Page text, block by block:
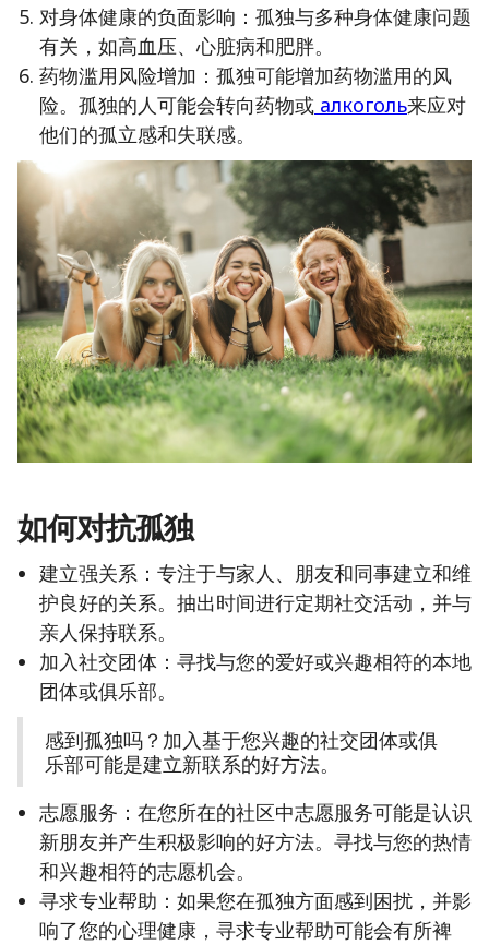
对身体健康的负面影响：孤独与多种身体健康问题
有关，如高血压、心脏病和肥胖。
药物滥用风险增加：孤独可能增加药物滥用的风
险。孤独的人可能会转向药物或 алкоголь来应对
他们的孤立感和失联感。
如何对抗孤独
建立强关系：专注于与家人、朋友和同事建立和维
护良好的关系。抽出时间进行定期社交活动，并与
亲人保持联系。
加入社交团体：寻找与您的爱好或兴趣相符的本地
团体或俱乐部。
感到孤独吗？加入基于您兴趣的社交团体或俱
乐部可能是建立新联系的好方法。
志愿服务：在您所在的社区中志愿服务可能是认识
新朋友并产生积极影响的好方法。寻找与您的热情
和兴趣相符的志愿机会。
寻求专业帮助：如果您在孤独方面感到困扰，并影
响了您的心理健康，寻求专业帮助可能会有所裨